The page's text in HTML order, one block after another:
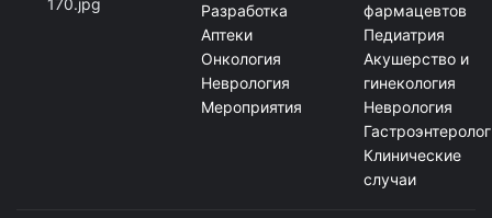
Разработка
Аптеки
Онкология
Неврология
Мероприятия
фармацевтов
Педиатрия
Акушерство и
гинекология
Неврология
Клинические
случаи